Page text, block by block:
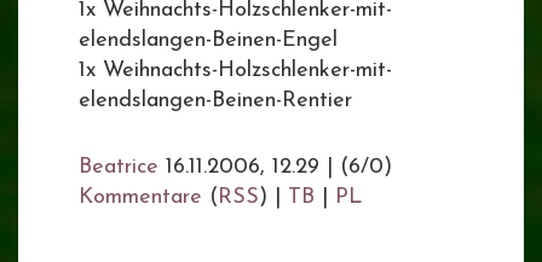
1x Weihnachts-Holzschlenker-mit-
elendslangen-Beinen-Engel
1x Weihnachts-Holzschlenker-mit-
elendslangen-Beinen-Rentier
Beatrice 16.11.2006, 12.29
(6/0)
Kommentare (RSS) | TB PL